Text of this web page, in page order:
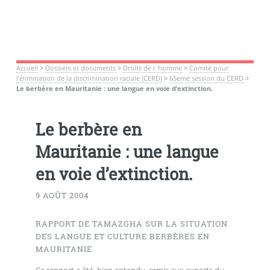
Accueil > Dossiers et documents> Droits de l ’homme> Comité pour
l’élimination de la discrimination raciale (CERD)> 65eme session du CERD>
Le berbère en Mauritanie : une langue en voie d’extinction.
Le berbère en
Mauritanie : une langue
en voie d’extinction.
9 AOÛT 2004
RAPPORT DE TAMAZGHA SUR LA SITUATION
DES LANGUE ET CULTURE BERBÈRES EN
MAURITANIE.